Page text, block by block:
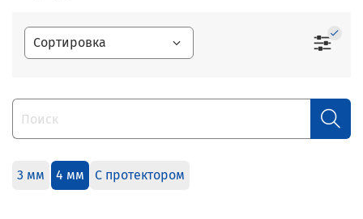
3 мм 4 мм С протектором